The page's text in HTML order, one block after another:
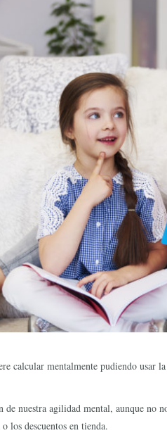
calcular mentalmente pudiendo
nuestra agilidad mental, aunque
los descuentos en tienda.